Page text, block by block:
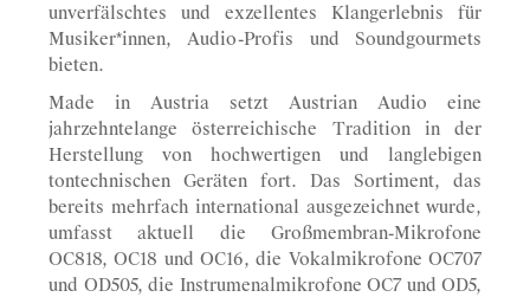
unverfälschtes und exzellentes Klangerlebnis für
Musiker*innen, Audio-Profis und Soundgourmets
bieten.
Made in Austria setzt Austrian Audio eine
jahrzehntelange österreichische Tradition in der
Herstellung von hochwertigen und langlebigen
tontechnischen Geräten fort. Das Sortiment, das
bereits mehrfach international ausgezeichnet wurde,
umfasst aktuell die Großmembran-Mikrofone
OC818, OC18 und OC16, die Vokalmikrofone OC707
und OD505, die Instrumenalmikrofone OC7 und OD5,